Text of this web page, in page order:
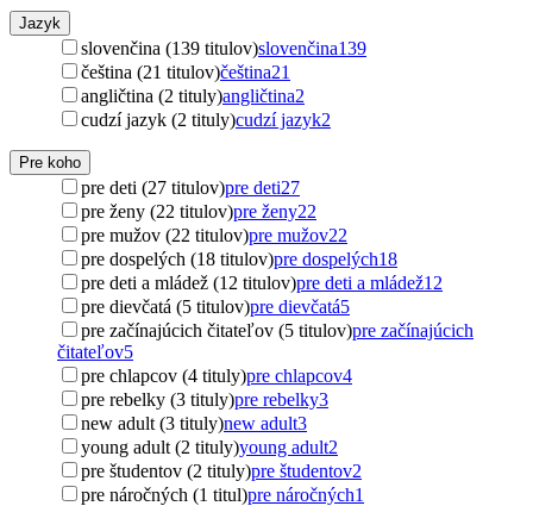
Jazyk
slovenčina (139 titulov)slovenčina139
čeština (21 titulov)čeština21
angličtina (2 tituly)angličtina2
cudzí jazyk (2 tituly)cudzí jazyk2
Pre koho
pre deti (27 titulov)pre deti27
pre ženy (22 titulov)pre ženy22
pre mužov (22 titulov)pre mužov22
pre dospelých (18 titulov)pre dospelých18
pre deti a mládež (12 titulov)pre deti a mládež12
pre dievčatá (5 titulov)pre dievčatá5
pre začínajúcich čitateľov (5 titulov)pre začínajúcich
čitateľov5
pre chlapcov (4 tituly)pre chlapcov4
pre rebelky (3 tituly)pre rebelky3
new adult (3 tituly)new adult3
young adult (2 tituly)young adult2
pre študentov (2 tituly)pre študentov2
pre náročných (1 titul)pre náročných1